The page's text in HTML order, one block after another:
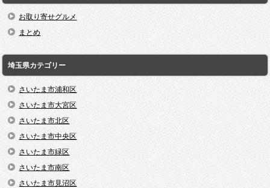
お取り寄せグルメ
まとめ
埼玉県カテゴリー
さいたま市浦和区
さいたま市大宮区
さいたま市北区
さいたま市中央区
さいたま市緑区
さいたま市南区
さいたま市見沼区